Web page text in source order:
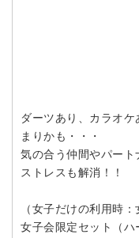
ダーツあり、カラオ
まりかも・・・
気の合う仲間やパー
ストレスも解消！！
（女子だけの利用時
女子会限定セット（ハ